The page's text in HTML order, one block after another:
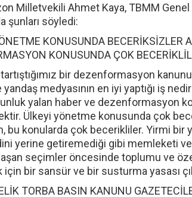
Milletvekili Ahmet Kaya, TBMM Genel
şunları söyledi:
KONUSUNDA BECERİKSİZLER
KONUSUNDA ÇOK
bir dezenformasyon
yandaş medyasının en iyi yaptığı iş
yalan haber ve dezenformasyon
Ülkeyi yönetme konusunda çok
bu konularda çok becerikliler. Yirmi bir
yerine getiremediği gibi memleketi ve
seçimler öncesinde toplumu ve
bir sansür ve bir susturma yasası
TORBA BASIN KANUNU